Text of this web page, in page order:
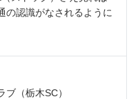
の認識がなされるように
（栃木SC）